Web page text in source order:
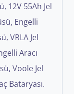
12V 55Ah Jel
Engelli
VRLA Jel
Aracı
Voole Jel
Bataryası.